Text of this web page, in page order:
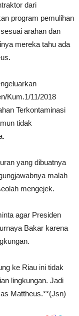
dari
program pemulihan
arahan dan
mereka tahu ada
Kum.1/11/2018
Terkontaminasi
tidak
yang dibuatnya
malah
mengejek.
agar Presiden
Bakar karena
ke Riau ini tidak
lingkungan. Jadi
Mattheus.**(Jsn)